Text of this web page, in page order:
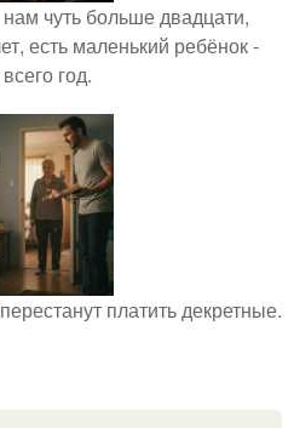
чуть больше двадцати,
есть маленький ребёнок -
год.
платить декретные.